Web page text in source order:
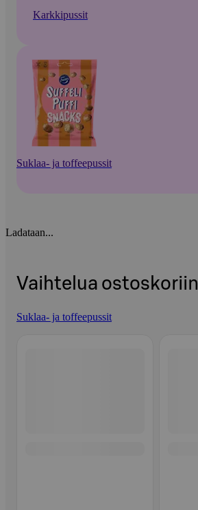
Karkkipussit
Suklaa- ja toffeepussit
Ladataan...
Vaihtelua ostoskoriin
Suklaa- ja toffeepussit